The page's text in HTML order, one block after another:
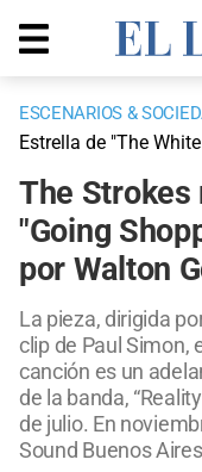
ESCENARIOS &
Estrella de "The
The Strokes
"Going
por Walton
La pieza, dirigida
clip de Paul Simon,
canción es un
de la banda,
de julio. En
Sound Buenos